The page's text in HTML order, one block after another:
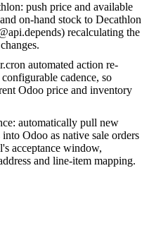
push price and available
on-hand stock to Decathlon
recalculating the
automated action re-
cadence, so
Odoo price and inventory
automatically pull new
Odoo as native sale orders
acceptance window,
and line-item mapping.